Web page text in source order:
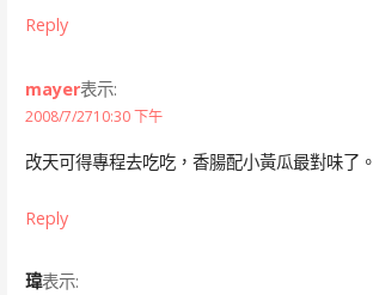
Reply
mayer表示:
2008/7/2710:30 下午
改天可得專程去吃吃，香腸配小黃瓜最對味了。
Reply
瑋表示: